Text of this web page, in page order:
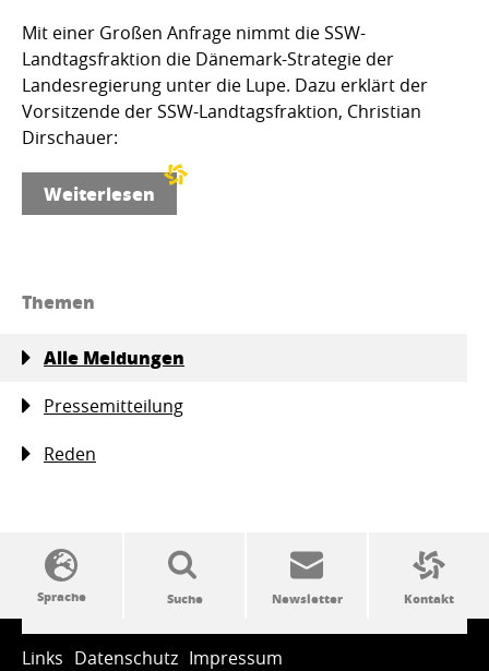
Mit einer Großen Anfrage nimmt die SSW-
Landtagsfraktion die Dänemark-Strategie der
Landesregierung unter die Lupe. Dazu erklärt der
Vorsitzende der SSW-Landtagsfraktion, Christian
Dirschauer:
Weiterlesen
Themen
Alle Meldungen
Pressemitteilung
Reden
SSW-Politik von A bis Z
Links Datenschutz Impressum